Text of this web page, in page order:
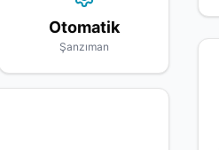
Otomatik
Şanzıman